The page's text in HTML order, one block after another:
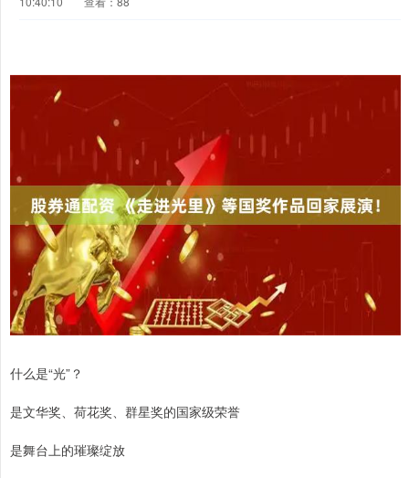
什么是“光”？
是文华奖、荷花奖、群星奖的国家级荣誉
是舞台上的璀璨绽放